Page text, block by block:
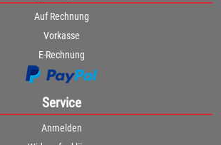
Auf Rechnung
Vorkasse
E-Rechnung
Service
Anmelden